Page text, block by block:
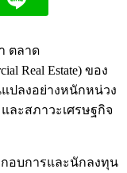
ตลาด
Real Estate) ของ
ปลงอย่างหนักหน่วง
ละสภาวะเศรษฐกิจ
กอบการและนักลงทุน